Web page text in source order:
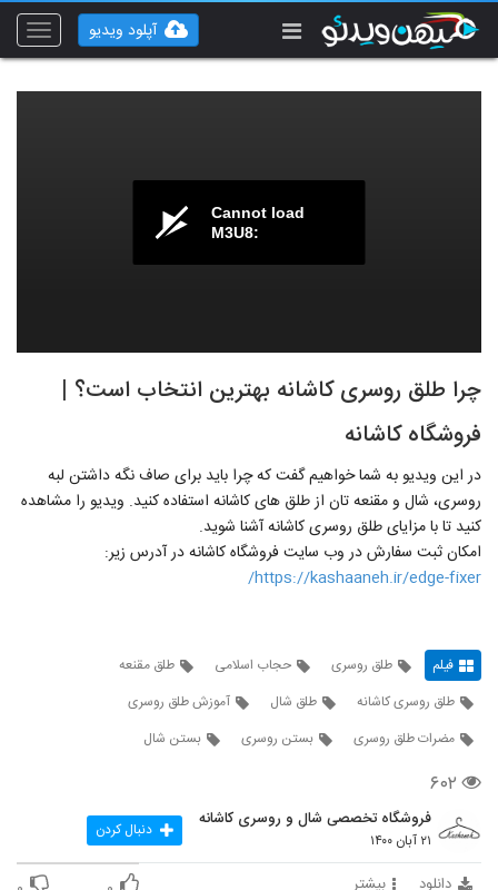
Toggle
آپلود ویدیو
Cannot load
M3U8:
چرا طلق روسری کاشانه بهترین انتخاب است؟ |
فروشگاه کاشانه
در این ویدیو به شما خواهیم گفت که چرا باید برای صاف نگه داشتن لبه
روسری، شال و مقنعه تان از طلق های کاشانه استفاده کنید. ویدیو را مشاهده
کنید تا با مزایای طلق روسری کاشانه آشنا شوید.
امکان ثبت سفارش در وب سایت فروشگاه کاشانه در آدرس زیر:
https://kashaaneh.ir/edge-fixer/
فیلم طلق روسری حجاب اسلامی
طلق مقنعه
طلق روسری کاشانه
طلق شال
آموزش طلق روسری
مضرات طلق روسری
بستن روسری بستن شال
۶۰۲
فروشگاه تخصصی شال و روسری کاشانه
۲۱ آبان ۱۴۰۰ دنبال کردن
دانلود بیشتر